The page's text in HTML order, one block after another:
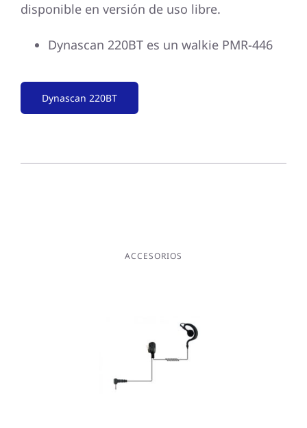
disponible en versión de uso libre.
Dynascan 220BT es un walkie PMR-446
Dynascan 220BT
ACCESORIOS